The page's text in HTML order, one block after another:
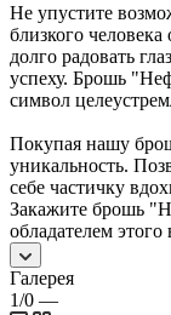
Не упустите
близкого
долго радовать
успеху. Брошь
символ
Покупая нашу
уникальность.
себе частичку
Закажите брошь
обладателем
Галерея
1/0 —